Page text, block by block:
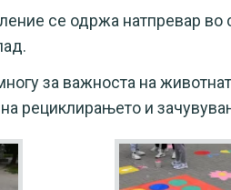
се одржа натпревар во
за важноста на
рециклирањето и